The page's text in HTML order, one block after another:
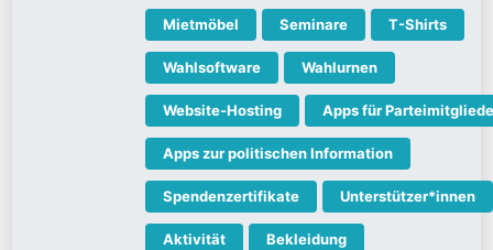
Mietmöbel Seminare T-Shirts
Wahlsoftware Wahlurnen
Website-Hosting Apps für
Apps zur politischen Information
Spendenzertifikate Unterstützer*innen
Aktivität Bekleidung